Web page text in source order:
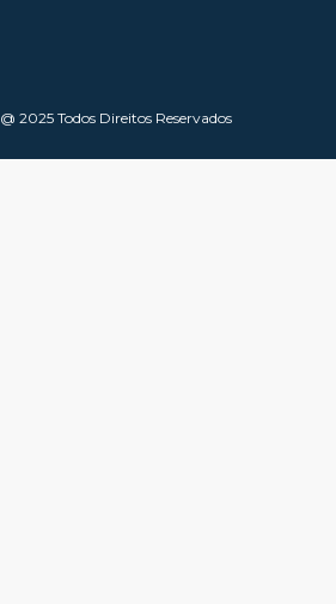
@ 2025 Todos Direitos Reservados